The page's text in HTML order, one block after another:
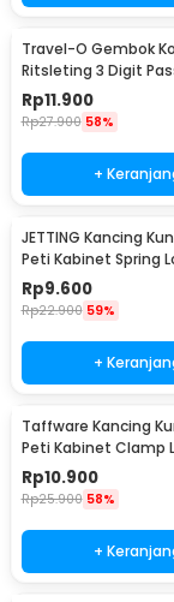
Travel-O Gembok
Ritsleting 3 Digit
Suitcase Zipper Lock
Rp11.900
Rp27.900 58%
+
JETTING Kancing
Peti Kabinet Spring
Buckle - L104
Rp9.600
Rp22.900 59%
+
Taffware Kancing
Peti Kabinet Clamp
Loaded Buckle - J504
Rp10.900
Rp25.900 58%
+